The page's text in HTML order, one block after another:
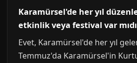
Karamürsel'de her yıl
etkinlik veya festival var
Evet, Karamürsel'de her yıl
Temmuz'da Karamürsel'in